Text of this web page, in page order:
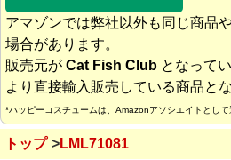
アマゾンでは弊社以外も同じ商品
場合があります。
販売元が Cat Fish Club となって
より直接輸入販売している商品とな
*ハッピーコスチュームは、Amazonアソシエイトとして
トップ LML71081